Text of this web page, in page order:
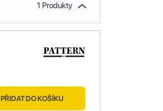
1 Produkty
PŘIDAT DO KOŠÍKU